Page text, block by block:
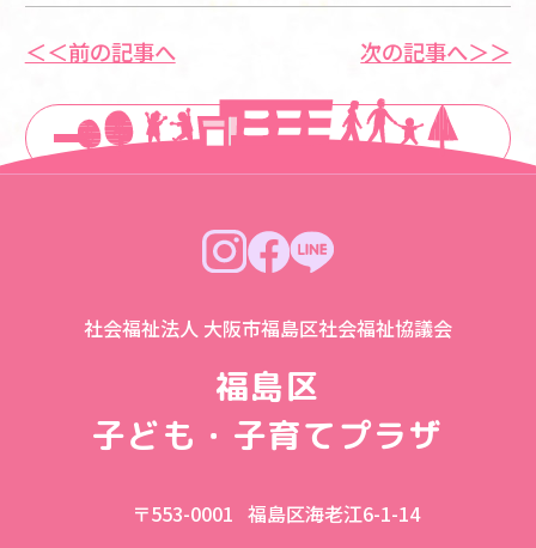
＜＜前の記事へ
一覧に戻る
次の記事へ＞＞
社会福祉法人 大阪市福島区社会福祉協議会
福島区
子ども・子育てプラザ
〒553-0001 福島区海老江6-1-14